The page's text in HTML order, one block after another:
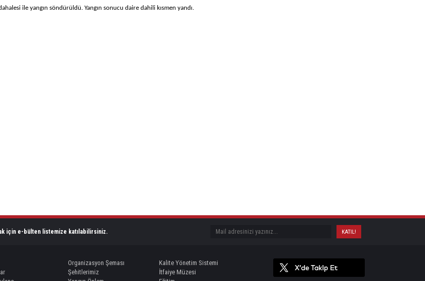
ile yangın söndürüldü. Yangın sonucu daire dahili kısmen yandı.
için e-bülten listemize katılabilirsiniz.
Organizasyon Şeması
Kalite Yönetim Sistemi
Şehitlerimiz
İtfaiye Müzesi